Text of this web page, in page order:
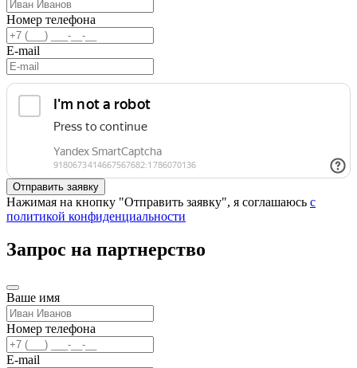
Номер телефона
E-mail
Нажимая на кнопку "Отправить заявку", я соглашаюсь с
политикой конфиденциальности
Запрос на партнерство
Ваше имя
Номер телефона
E-mail